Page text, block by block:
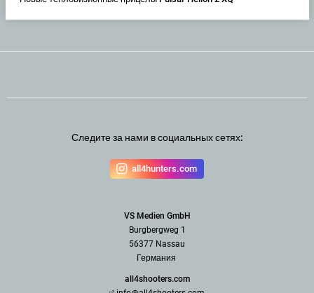
Следите за нами в социальных сетях:
all4hunters.com
VS Medien GmbH
Burgbergweg 1
56377 Nassau
Германия
all4shooters.com